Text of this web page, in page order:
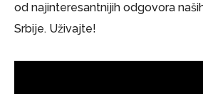
od najinteresantnijih odgovora
Srbije. Uživajte!